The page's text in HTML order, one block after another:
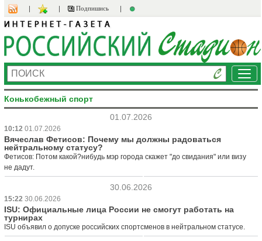
Подпишись
Конькобежный спорт
01.07.2026
10:12 01.07.2026
Вячеслав Фетисов: Почему мы должны радоваться
нейтральному статусу?
Фетисов: Потом какой?нибудь мэр города скажет "до свидания" или визу
не дадут.
30.06.2026
15:22 30.06.2026
ISU: Официальные лица России не смогут работать на
турнирах
ISU объявил о допуске российских спортсменов в нейтральном статусе.